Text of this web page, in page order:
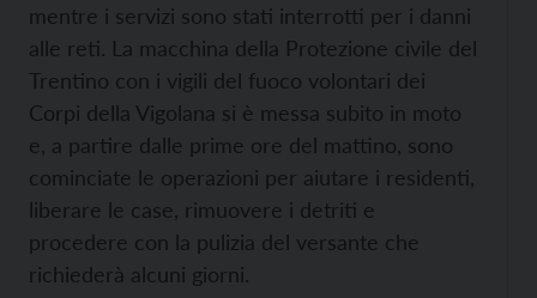
mentre i servizi sono stati interrotti per i danni
alle reti. La macchina della Protezione civile del
Trentino con i vigili del fuoco volontari dei
Corpi della Vigolana si è messa subito in moto
e, a partire dalle prime ore del mattino, sono
cominciate le operazioni per aiutare i residenti,
liberare le case, rimuovere i detriti e
procedere con la pulizia del versante che
richiederà alcuni giorni.